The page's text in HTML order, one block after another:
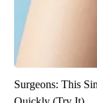
Surgeons: This